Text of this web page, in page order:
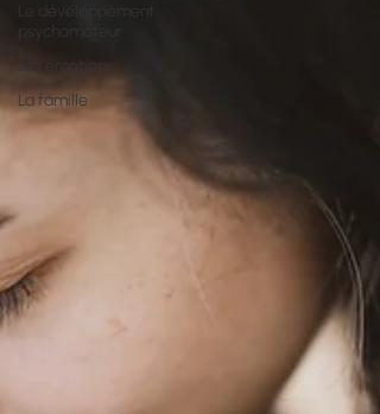
Le développement
psychomoteur
Les émotions
La famille